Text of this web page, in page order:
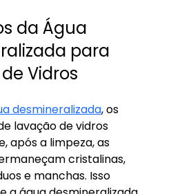
da Água
para
Vidros
desmineralizada, os
lavação de vidros
após a limpeza, as
cristalinas,
e manchas. Isso